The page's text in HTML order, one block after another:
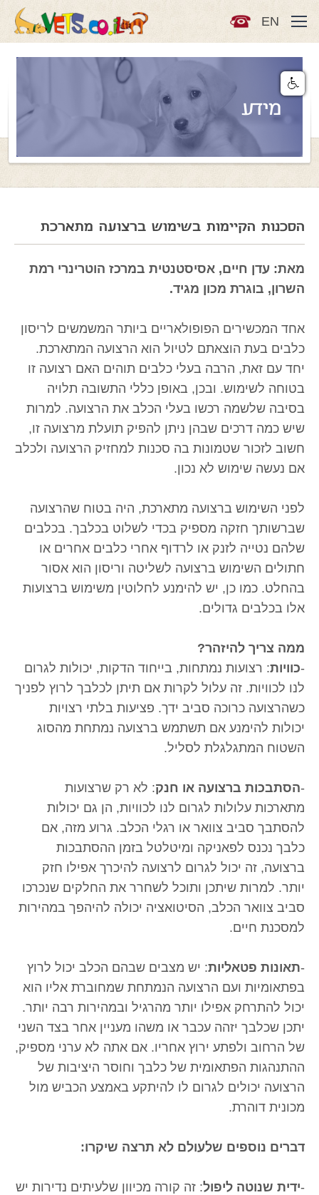
EN
מידע
הסכנות הקיימות בשימוש ברצועה מתארכת
מאת: עדן חיים, אסיסטנטית במרכז הוטרינרי רמת
השרון, בוגרת מכון מגיד.
אחד המכשירים הפופולאריים ביותר המשמשים לריסון
כלבים בעת הוצאתם לטיול הוא הרצועה המתארכת.
יחד עם זאת, הרבה בעלי כלבים תוהים האם רצועה זו
בטוחה לשימוש. ובכן, באופן כללי התשובה תלויה
בסיבה שלשמה רכשו בעלי הכלב את הרצועה. למרות
שיש כמה דרכים שבהן ניתן להפיק תועלת מרצועה זו,
חשוב לזכור שטמונות בה סכנות למחזיק הרצועה ולכלב
אם נעשה שימוש לא נכון.
לפני השימוש ברצועה מתארכת, היה בטוח שהרצועה
שברשותך חזקה מספיק בכדי לשלוט בכלבך. בכלבים
שלהם נטייה לזנק או לרדוף אחרי כלבים אחרים או
חתולים השימוש ברצועה לשליטה וריסון הוא אסור
בהחלט. כמו כן, יש להימנע לחלוטין משימוש ברצועות
אלו בכלבים גדולים.
ממה צריך להיזהר?
-כוויות: רצועות נמתחות, בייחוד הדקות, יכולות לגרום
לנו לכוויות. זה עלול לקרות אם תיתן לכלבך לרוץ לפניך
כשהרצועה כרוכה סביב ידך. פציעות בלתי רצויות
יכולות להימנע אם תשתמש ברצועה נמתחת מהסוג
השטוח המתגלגלת לסליל.
-הסתבכות ברצועה או חנק: לא רק שרצועות
מתארכות עלולות לגרום לנו לכוויות, הן גם יכולות
להסתבך סביב צוואר או רגלי הכלב. גרוע מזה, אם
כלבך נכנס לפאניקה ומיטלטל בזמן ההסתבכות
ברצועה, זה יכול לגרום לרצועה להיכרך אפילו חזק
יותר. למרות שיתכן ותוכל לשחרר את החלקים שנכרכו
סביב צוואר הכלב, הסיטואציה יכולה להיהפך במהירות
למסכנת חיים.
-תאונות פטאליות: יש מצבים שבהם הכלב יכול לרוץ
בפתאומיות ועם הרצועה הנמתחת שמחוברת אליו הוא
יכול להתרחק אפילו יותר מהרגיל ובמהירות רבה יותר.
יתכן שכלבך יזהה עכבר או משהו מעניין אחר בצד השני
של הרחוב ולפתע ירוץ אחריו. אם אתה לא ערני מספיק,
ההתנהגות הפתאומית של כלבך וחוסר היציבות של
הרצועה יכולים לגרום לו להיתקע באמצע הכביש מול
מכונית דוהרת.
דברים נוספים שלעולם לא תרצה שיקרו:
-ידית שנוטה ליפול: זה קורה מכיוון שלעיתים נדירות יש